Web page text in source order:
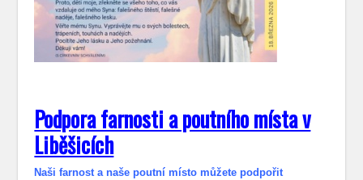
Podpora farnosti a poutního místa v
Liběšicích
Naši farnost a naše poutní místo můžete podpořit